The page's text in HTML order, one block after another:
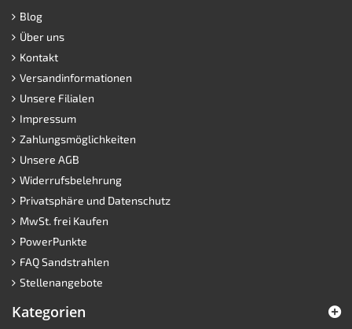
Blog
Über uns
Kontakt
Versandinformationen
Unsere Filialen
Impressum
Zahlungsmöglichkeiten
Unsere AGB
Widerrufsbelehrung
Privatsphäre und Datenschutz
MwSt. frei Kaufen
PowerPunkte
FAQ Sandstrahlen
Stellenangebote
Kategorien